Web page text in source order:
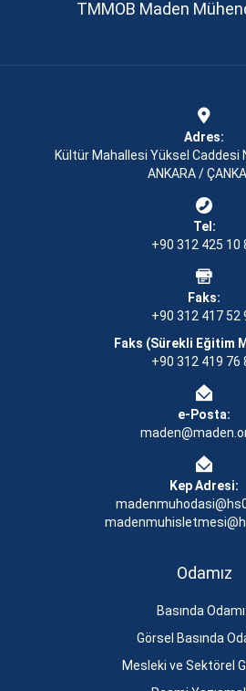
TMMOB Maden
Adres:
Kültür Mahallesi Yüksel Caddesi
ANKARA /
Tel:
+90 312 425 10
Faks:
+90 312 417 52
Faks (Sürekli Eğitim
+90 312 419 76
e-Posta:
Kep Adresi:
Odamız
Basında
Görsel Basında
Mesleki ve Sektörel